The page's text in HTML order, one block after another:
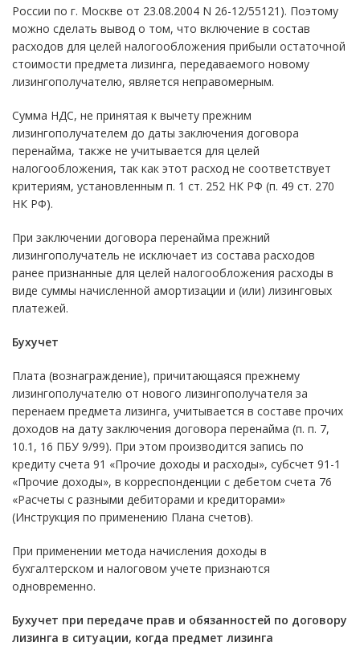
России по г. Москве от 23.08.2004 N 26-12/55121). Поэтому
можно сделать вывод о том, что включение в состав
расходов для целей налогообложения прибыли остаточной
стоимости предмета лизинга, передаваемого новому
лизингополучателю, является неправомерным.
Сумма НДС, не принятая к вычету прежним
лизингополучателем до даты заключения договора
перенайма, также не учитывается для целей
налогообложения, так как этот расход не соответствует
критериям, установленным п. 1 ст. 252 НК РФ (п. 49 ст. 270
НК РФ).
При заключении договора перенайма прежний
лизингополучатель не исключает из состава расходов
ранее признанные для целей налогообложения расходы в
виде суммы начисленной амортизации и (или) лизинговых
платежей.
Бухучет
Плата (вознаграждение), причитающаяся прежнему
лизингополучателю от нового лизингополучателя за
перенаем предмета лизинга, учитывается в составе прочих
доходов на дату заключения договора перенайма (п. п. 7,
10.1, 16 ПБУ 9/99). При этом производится запись по
кредиту счета 91 «Прочие доходы и расходы», субсчет 91-1
«Прочие доходы», в корреспонденции с дебетом счета 76
«Расчеты с разными дебиторами и кредиторами»
(Инструкция по применению Плана счетов).
При применении метода начисления доходы в
бухгалтерском и налоговом учете признаются
одновременно.
Бухучет при передаче прав и обязанностей по договору
лизинга в ситуации, когда предмет лизинга